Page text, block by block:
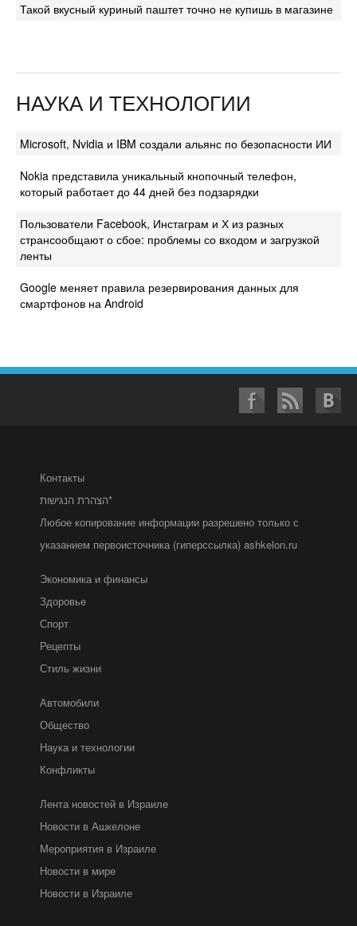
Такой вкусный куриный паштет точно не купишь в магазине
НАУКА И ТЕХНОЛОГИИ
Microsoft, Nvidia и IBM создали альянс по безопасности ИИ
Nokia представила уникальный кнопочный телефон,
который работает до 44 дней без подзарядки
Пользователи Facebook, Инстаграм и Х из разных
странсообщают о сбое: проблемы со входом и загрузкой
ленты
Google меняет правила резервирования данных для
смартфонов на Android
Контакты
הצהרת הנגישות*
Любое копирование информации разрешено только с
указанием первоисточника (гиперссылка) ashkelon.ru
Экономика и финансы
Здоровье
Спорт
Рецепты
Стиль жизни
Автомобили
Общество
Наука и технологии
Конфликты
Лента новостей в Израиле
Новости в Ашкелоне
Мероприятия в Израиле
Новости в мире
Новости в Израиле